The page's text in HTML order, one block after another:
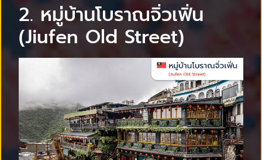
2. หมู่บ้านโบราณจิ่วเฟิ่น
(Jiufen Old Street)